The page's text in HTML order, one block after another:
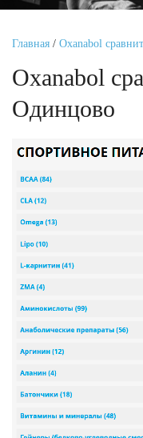
Главная / Oxanabol
Oxanabol
Одинцово